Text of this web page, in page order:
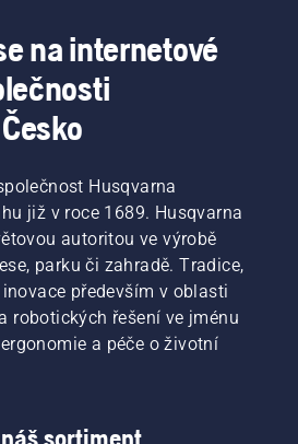
na internetové
Husqvarna
již v roce 1689. Husqvarna
autoritou ve výrobě
parku či zahradě. Tradice,
především v oblasti
robotických řešení ve jménu
a péče o životní
sortiment